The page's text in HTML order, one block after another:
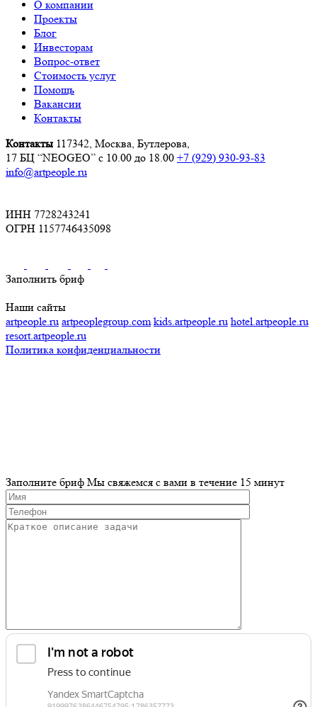
О компании
Проекты
Блог
Инвесторам
Вопрос-ответ
Стоимость услуг
Помощь
Вакансии
Контакты
Контакты 117342, Москва, Бутлерова,
17 БЦ “NEOGEO” с 10.00 до 18.00 +7 (929) 930-93-83
info@artpeople.ru
ИНН 7728243241
ОГРН 1157746435098
Заполнить бриф
Наши сайты
artpeople.ru artpeoplegroup.com kids.artpeople.ru hotel.artpeople.ru
resort.artpeople.ru
Политика конфиденциальности
Заполните бриф Мы свяжемся с вами в течение 15 минут